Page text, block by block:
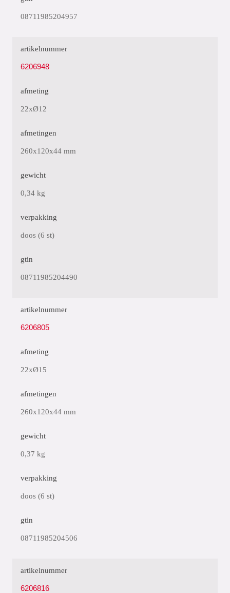
08711985204957
artikelnummer
6206948
afmeting
22xØ12
afmetingen
260x120x44 mm
gewicht
0,34 kg
verpakking
doos (6 st)
gtin
08711985204490
artikelnummer
6206805
afmeting
22xØ15
afmetingen
260x120x44 mm
gewicht
0,37 kg
verpakking
doos (6 st)
gtin
08711985204506
artikelnummer
6206816